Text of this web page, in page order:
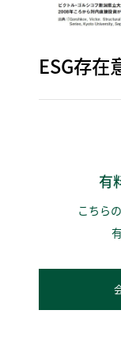
ESG存在
有
こちら